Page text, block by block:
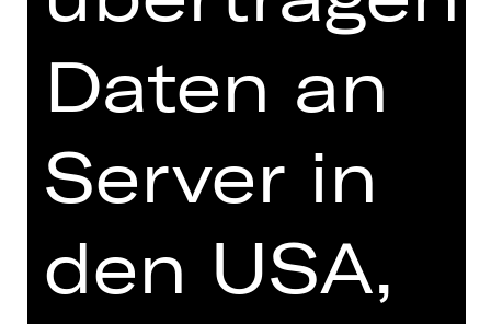
Uraufführung von Richard Siegals „Le
Jean Cocteaus Original „Le bœuf“,
gleichnamigen Pariser Cabaret, zur
Musik von Darius Milhaud, wurde den
schlussendlich von Diaghilev
abgelehnt. Siegals Uraufführung führt
Diaghilevs fantasievollen und
Daten an
Server in
den USA,